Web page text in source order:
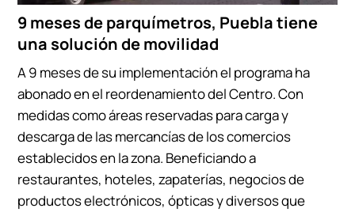
9 meses de parquímetros, Puebla tiene
una solución de movilidad
A 9 meses de su implementación el programa ha
abonado en el reordenamiento del Centro. Con
medidas como áreas reservadas para carga y
descarga de las mercancías de los comercios
establecidos en la zona. Beneficiando a
restaurantes, hoteles, zapaterías, negocios de
productos electrónicos, ópticas y diversos que